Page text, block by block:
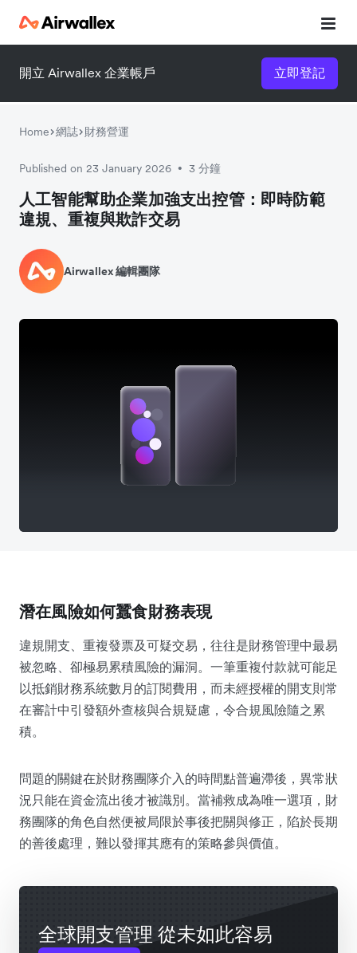
開立 Airwallex 企業帳戶 立即登記
Home 網誌 財務營運
Published on 23 January 2026 • 3 分鐘
人工智能幫助企業加強支出控管：即時防範
違規、重複與欺詐交易
Airwallex 編輯團隊
潛在風險如何蠶食財務表現
違規開支、重複發票及可疑交易，往往是財務管理中最易
被忽略、卻極易累積風險的漏洞。一筆重複付款就可能足
以抵銷財務系統數月的訂閱費用，而未經授權的開支則常
在審計中引發額外查核與合規疑慮，令合規風險隨之累
積。
問題的關鍵在於財務團隊介入的時間點普遍滯後，異常狀
況只能在資金流出後才被識別。當補救成為唯一選項，財
務團隊的角色自然便被局限於事後把關與修正，陷於長期
的善後處理，難以發揮其應有的策略參與價值。
全球開支管理 從未如此容易